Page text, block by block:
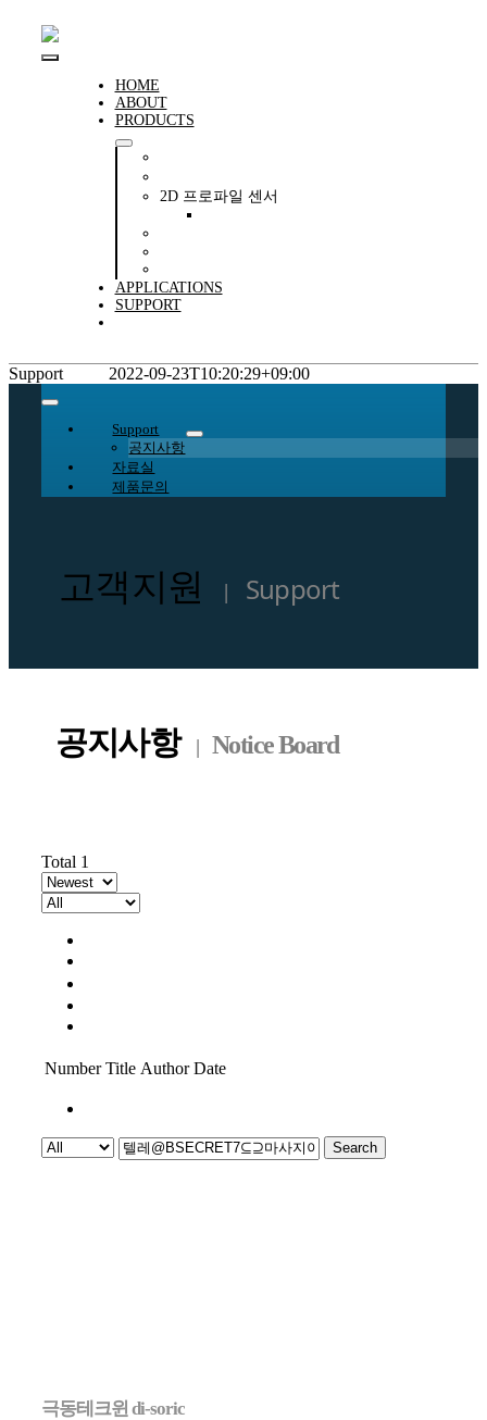
Toggle
Navigation
HOME
ABOUT
PRODUCTS
2D 프로파일 센서
APPLICATIONS
SUPPORT
Support 2022-09-23T10:20:29+09:00
Toggle
NavigationSupport
공지사항
자료실
제품문의
고객지원 | Support
공지사항 | Notice Board
Total 1
Number Title Author Date
Search
극동테크윈 di-soric